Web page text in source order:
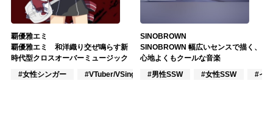
覇優雅エミ
覇優雅エミ 和洋織り交ぜ鳴らす新
時代型クロスオーバーミュージック
#女性シンガー
#VTuber/VSinger #VOCALOID
SINOBROWN
SINOBROWN 幅広いセンスで描く、
心地よくもクールな音楽
#男性SSW
#女性SSW #イ